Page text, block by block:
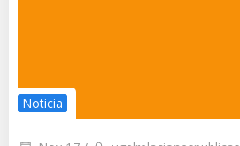
Noticia